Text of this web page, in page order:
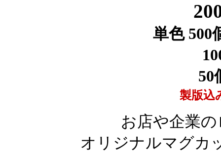
単色500
100個
製版込
お店や企業
オリジナルマグカ